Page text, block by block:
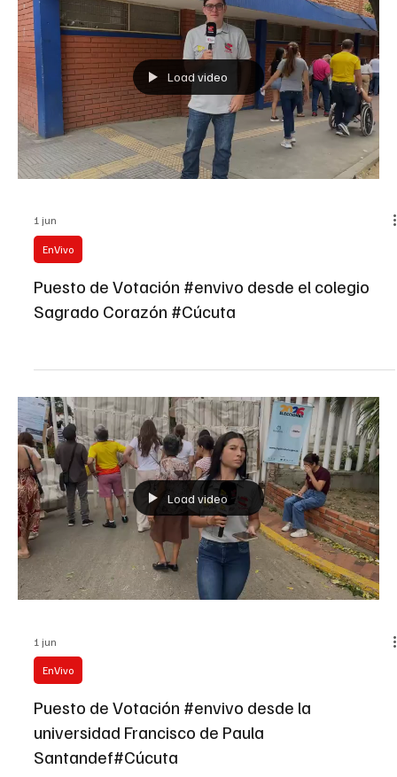
Load video
1 jun
EnVivo
Puesto de Votación #envivo desde el colegio
Sagrado Corazón #Cúcuta
Load video
1 jun
EnVivo
Puesto de Votación #envivo desde la
universidad Francisco de Paula
Santandef#Cúcuta